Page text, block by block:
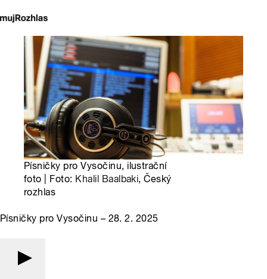
Písničky pro Vysočinu, ilustrační
foto | Foto: Khalil Baalbaki, Český
rozhlas
Písničky pro Vysočinu – 28. 2. 2025